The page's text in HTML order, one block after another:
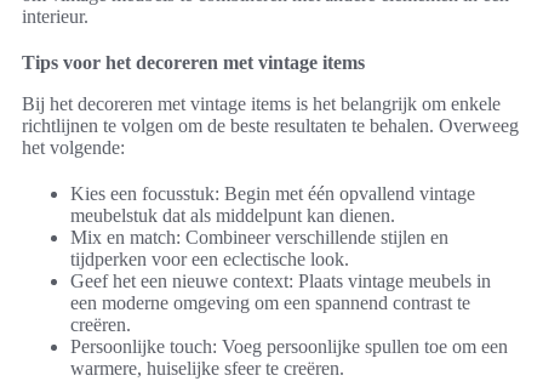
interieur.
Tips voor het decoreren met vintage items
Bij het decoreren met vintage items is het belangrijk om enkele
richtlijnen te volgen om de beste resultaten te behalen. Overweeg
het volgende:
Kies een focusstuk: Begin met één opvallend vintage
meubelstuk dat als middelpunt kan dienen.
Mix en match: Combineer verschillende stijlen en
tijdperken voor een eclectische look.
Geef het een nieuwe context: Plaats vintage meubels in
een moderne omgeving om een spannend contrast te
creëren.
Persoonlijke touch: Voeg persoonlijke spullen toe om een
warmere, huiselijke sfeer te creëren.